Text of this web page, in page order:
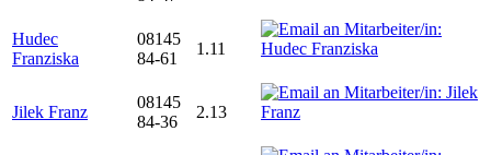
Hudec
Franziska
08145
84-61
1.11
Jilek Franz
08145
84-36
2.13